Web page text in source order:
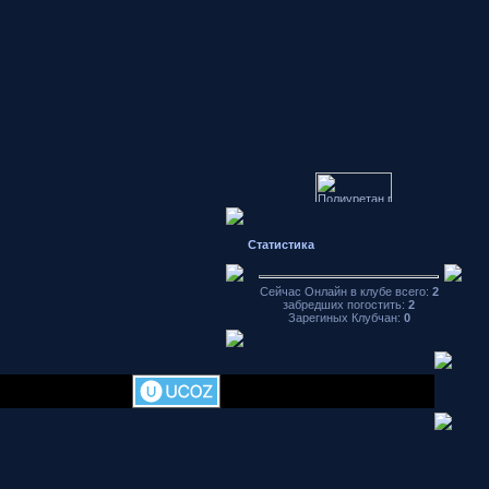
Японские
форум
Hondamotor.ru
частное фото
хранение
Статистика
Сейчас Онлайн в клубе всего: 2
забредших погостить: 2
Зарегиных Клубчан: 0